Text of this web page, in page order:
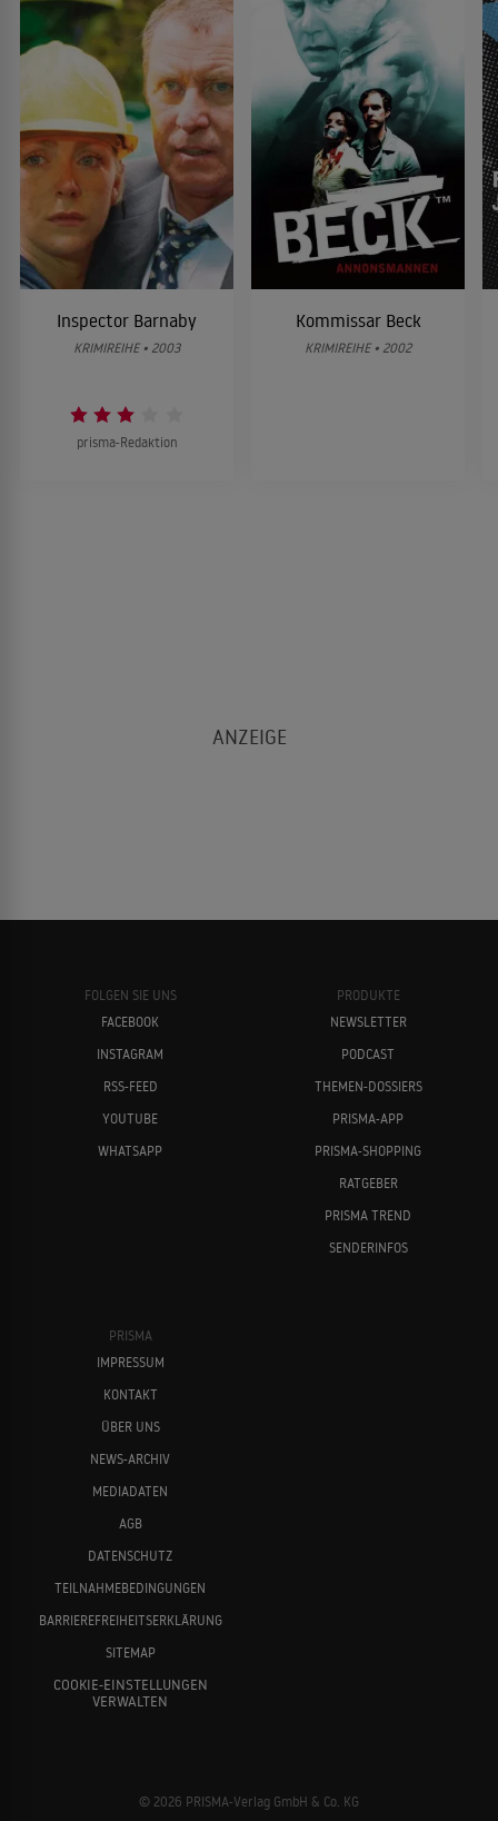
Inspector Barnaby
KRIMIREIHE • 2003
prisma-Redaktion
Kommissar Beck
KRIMIREIHE • 2002
FOLGEN SIE UNS
FACEBOOK
INSTAGRAM
RSS-FEED
YOUTUBE
WHATSAPP
PRODUKTE
NEWSLETTER
PODCAST
THEMEN-DOSSIERS
PRISMA-APP
PRISMA-SHOPPING
RATGEBER
PRISMA TREND
SENDERINFOS
PRISMA
IMPRESSUM
KONTAKT
ÜBER UNS
NEWS-ARCHIV
MEDIADATEN
AGB
DATENSCHUTZ
TEILNAHMEBEDINGUNGEN
BARRIEREFREIHEITSERKLÄRUNG
SITEMAP
COOKIE-EINSTELLUNGEN
VERWALTEN
© 2026 PRISMA-Verlag GmbH & Co. KG